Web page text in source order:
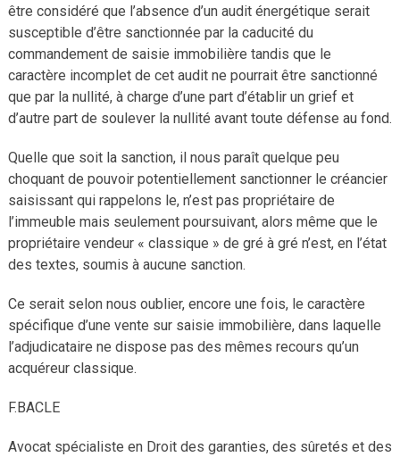
être considéré que l’absence d’un audit énergétique serait
susceptible d’être sanctionnée par la caducité du
commandement de saisie immobilière tandis que le
caractère incomplet de cet audit ne pourrait être sanctionné
que par la nullité, à charge d’une part d’établir un grief et
d’autre part de soulever la nullité avant toute défense au fond.
Quelle que soit la sanction, il nous paraît quelque peu
choquant de pouvoir potentiellement sanctionner le créancier
saisissant qui rappelons le, n’est pas propriétaire de
l’immeuble mais seulement poursuivant, alors même que le
propriétaire vendeur « classique » de gré à gré n’est, en l’état
des textes, soumis à aucune sanction.
Ce serait selon nous oublier, encore une fois, le caractère
spécifique d’une vente sur saisie immobilière, dans laquelle
l’adjudicataire ne dispose pas des mêmes recours qu’un
acquéreur classique.
F.BACLE
Avocat spécialiste en Droit des garanties, des sûretés et des